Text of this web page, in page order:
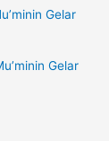
Gelar
Gelar